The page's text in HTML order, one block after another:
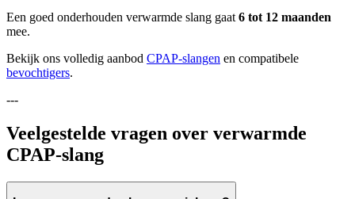
Een goed onderhouden verwarmde slang gaat 6 tot 12 maanden
mee.
Bekijk ons volledig aanbod CPAP-slangen en compatibele
bevochtigers.
---
Veelgestelde vragen over verwarmde
CPAP-slang